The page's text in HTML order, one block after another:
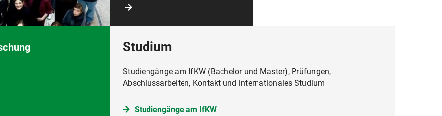
Studium
Studiengänge am IfKW (Bachelor und Master), Prüfungen,
Abschlussarbeiten, Kontakt und internationales Studium
Studiengänge am IfKW